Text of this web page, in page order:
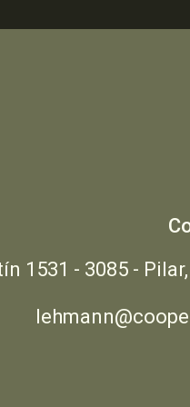
1531 - 3085 -